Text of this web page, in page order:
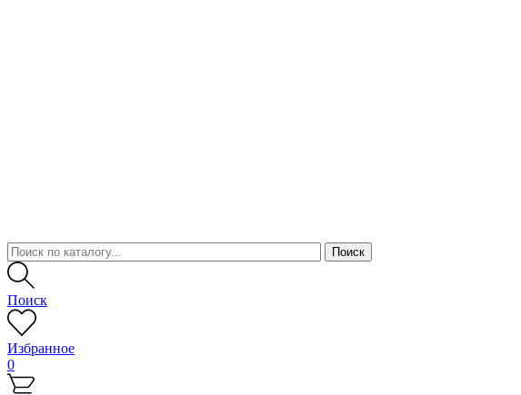
Поиск
Избранное
0